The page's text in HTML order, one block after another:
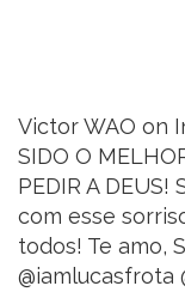
Victor WAO on
SIDO O
PEDIR A
com esse
todos! Te amo,
@iamlucasfrota